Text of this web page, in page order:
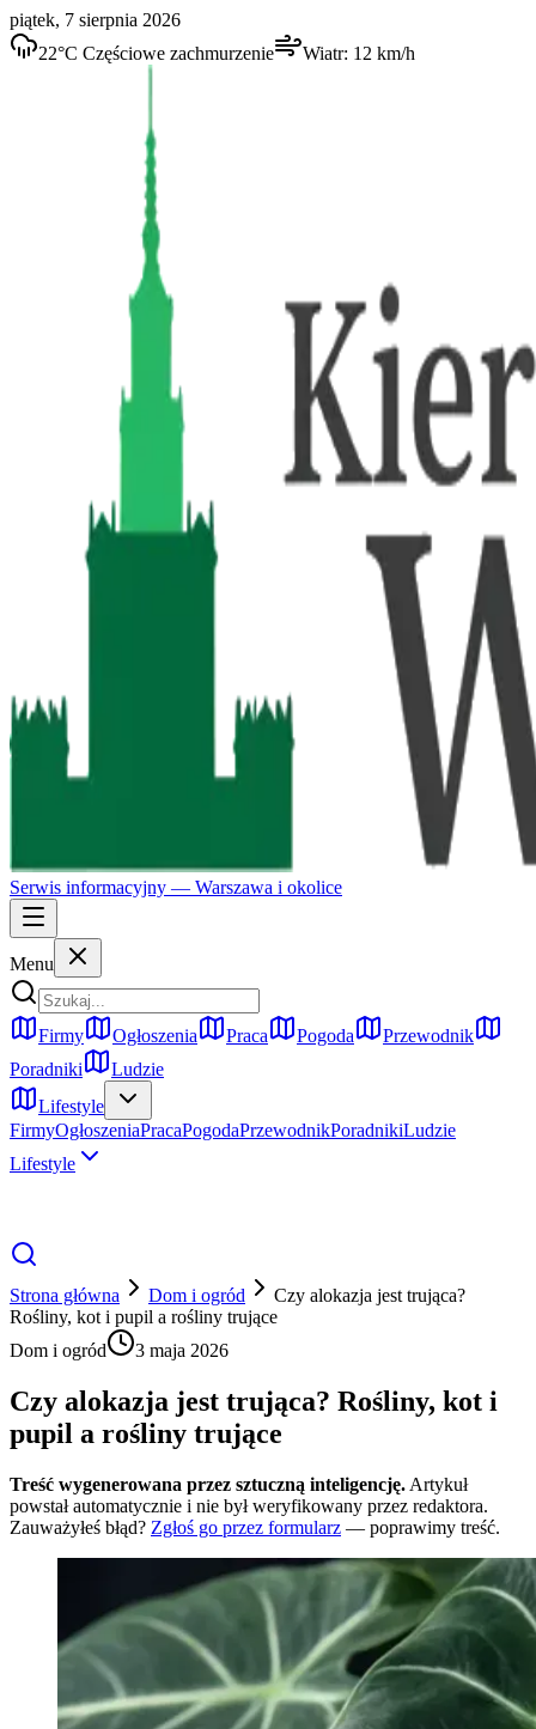
piątek, 7 sierpnia 2026
22°C Częściowe zachmurzenie Wiatr: 12 km/h
Serwis informacyjny — Warszawa i okolice
Menu
Firmy Ogłoszenia Praca Pogoda
Przewodnik
Poradniki
Ludzie
Lifestyle
FirmyOgłoszeniaPracaPogodaPrzewodnikPoradnikiLudzie
Lifestyle
Strona główna Dom i ogród
Czy alokazja jest trująca?
Rośliny, kot i pupil a rośliny trujące
Dom i ogród
3 maja 2026
Czy alokazja jest trująca? Rośliny, kot i
pupil a rośliny trujące
Treść wygenerowana przez sztuczną inteligencję. Artykuł
powstał automatycznie i nie był weryfikowany przez redaktora.
Zauważyłeś błąd? Zgłoś go przez formularz — poprawimy treść.